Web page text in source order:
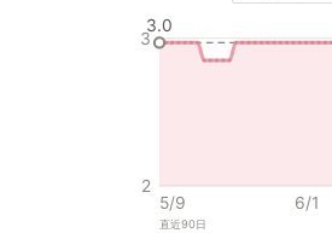
2
3
5/9 6/1
3.0
直近90日